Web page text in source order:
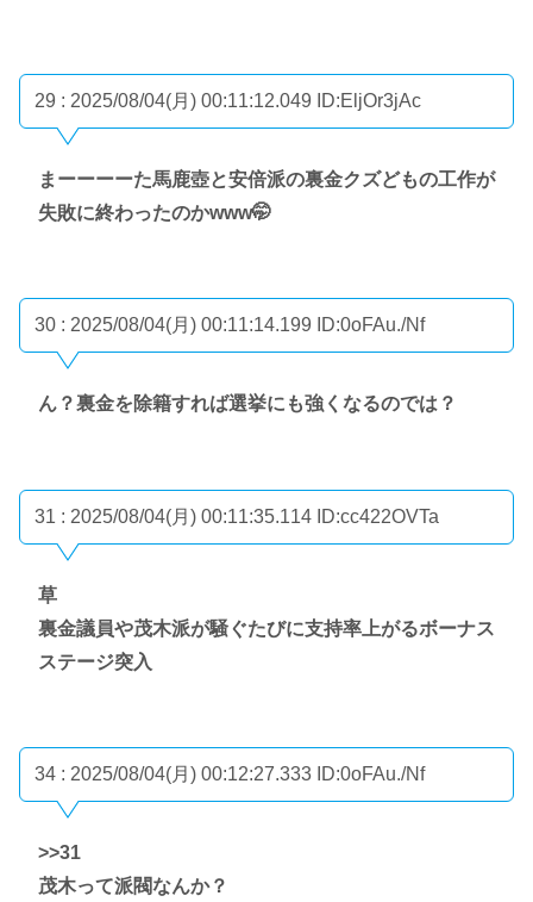
29 : 2025/08/04(月) 00:11:12.049 ID:EljOr3jAc
まーーーーた馬鹿壺と安倍派の裏金クズどもの工作が
失敗に終わったのかwww🤭
30 : 2025/08/04(月) 00:11:14.199 ID:0oFAu./Nf
ん？裏金を除籍すれば選挙にも強くなるのでは？
31 : 2025/08/04(月) 00:11:35.114 ID:cc422OVTa
草
裏金議員や茂木派が騒ぐたびに支持率上がるボーナス
ステージ突入
34 : 2025/08/04(月) 00:12:27.333 ID:0oFAu./Nf
>>31
茂木って派閥なんか？